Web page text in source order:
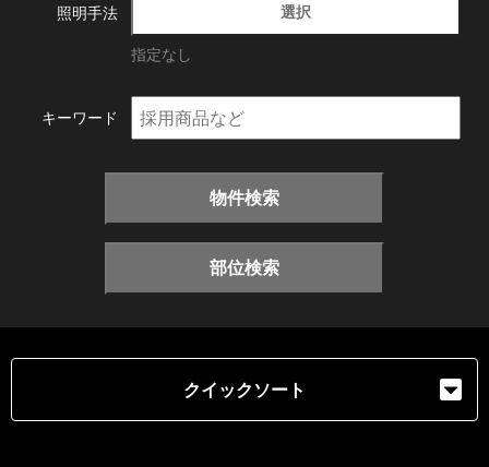
照明手法 選択
指定なし
キーワード
物件検索
部位検索
クイックソート